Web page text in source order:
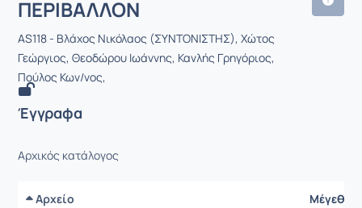
ΠΕΡΙΒΑΛΛΟΝ
AS118 - Βλάχος Νικόλαος (ΣΥΝΤΟΝΙΣΤΗΣ), Χώτος
Γεώργιος, Θεοδώρου Ιωάννης, Κανλής Γρηγόριος,
Πούλος Κων/νος,
Έγγραφα
Αρχικός κατάλογος
Αρχείο Μέγεθος